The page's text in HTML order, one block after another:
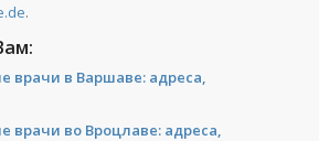
.
врачи в Варшаве: адреса,
врачи во Вроцлаве: адреса,